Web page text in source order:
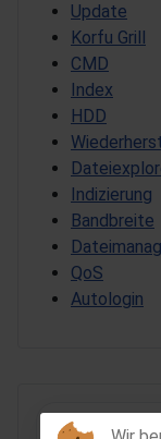
Update
Korfu Grill
CMD
Index
HDD
Indizierung
Bandbreite
QoS
Autologin